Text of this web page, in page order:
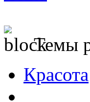
Темы
Красота